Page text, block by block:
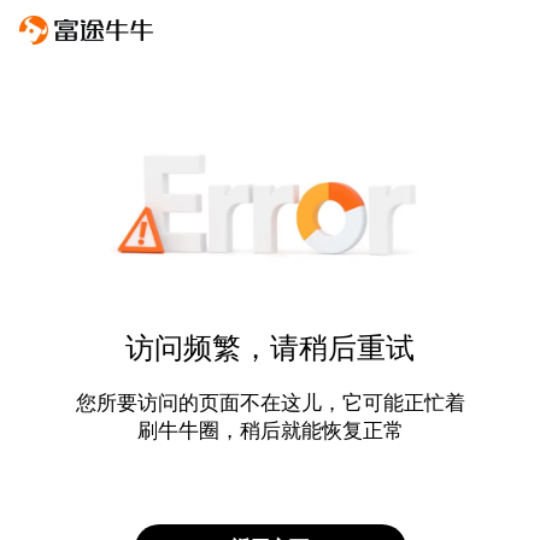
访问频繁，请稍后重试
您所要访问的页面不在这儿，它可能正忙着
刷牛牛圈，稍后就能恢复正常